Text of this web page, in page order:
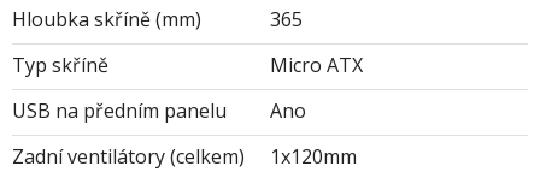
Hloubka skříně (mm)
365
Typ skříně
Micro ATX
USB na předním panelu
Ano
Zadní ventilátory (celkem)
1x120mm